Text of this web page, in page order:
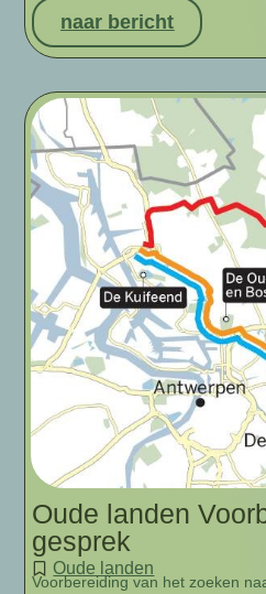
naar bericht
Oude landen
gesprek
Oude landen
Voorbereiding van het zoeken